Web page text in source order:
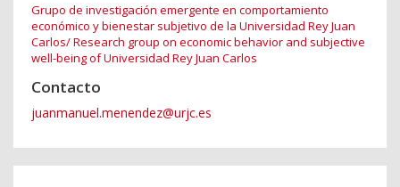
Grupo de investigación emergente en comportamiento
económico y bienestar subjetivo de la Universidad Rey Juan
Carlos/ Research group on economic behavior and subjective
well-being of Universidad Rey Juan Carlos
Contacto
juanmanuel.menendez@urjc.es